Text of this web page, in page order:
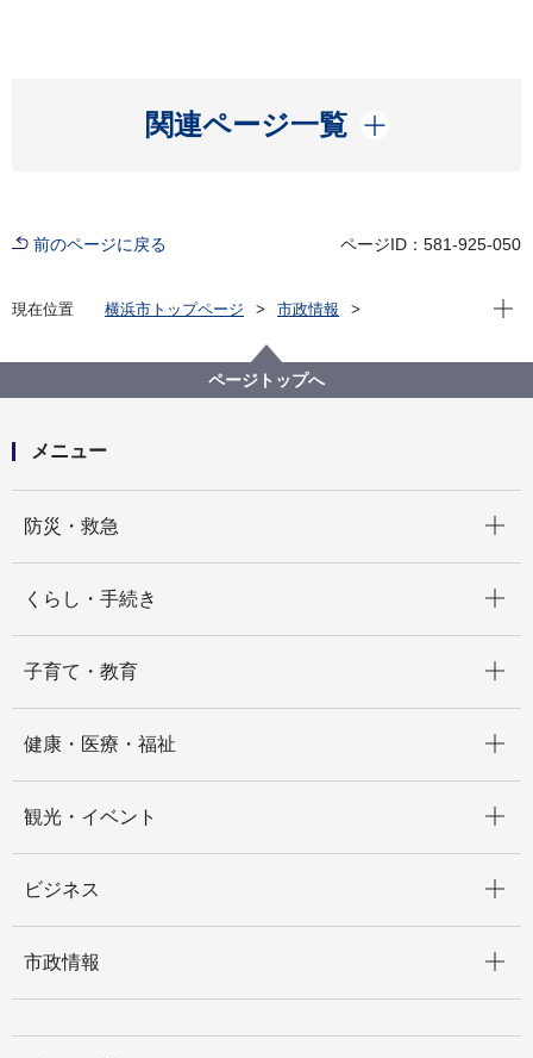
関連ページ一覧
開く
前のページに戻る ページID：581-925-050
現在位置 横浜市トップページ
市政情報
横浜市情報公開・個人情報保護審査会答申第3155号か
ら第3157号までについて
現在
ページトップへ
メニュー
防災・救急
くらし・手続き
子育て・教育
健康・医療・福祉
観光・イベント
ビジネス
市政情報